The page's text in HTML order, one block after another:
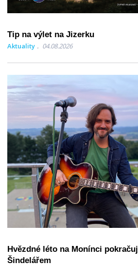
Tip na výlet na Jizerku
Aktuality 04.08.2026
Hvězdné léto na Monínci
Šindelářem